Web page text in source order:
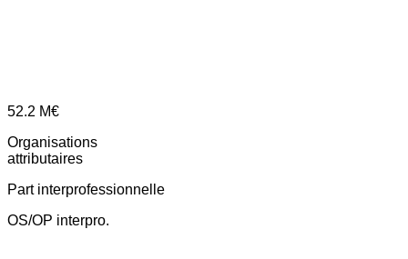
52.2 M€
Organisations
attributaires
Part interprofessionnelle
OS/OP interpro.